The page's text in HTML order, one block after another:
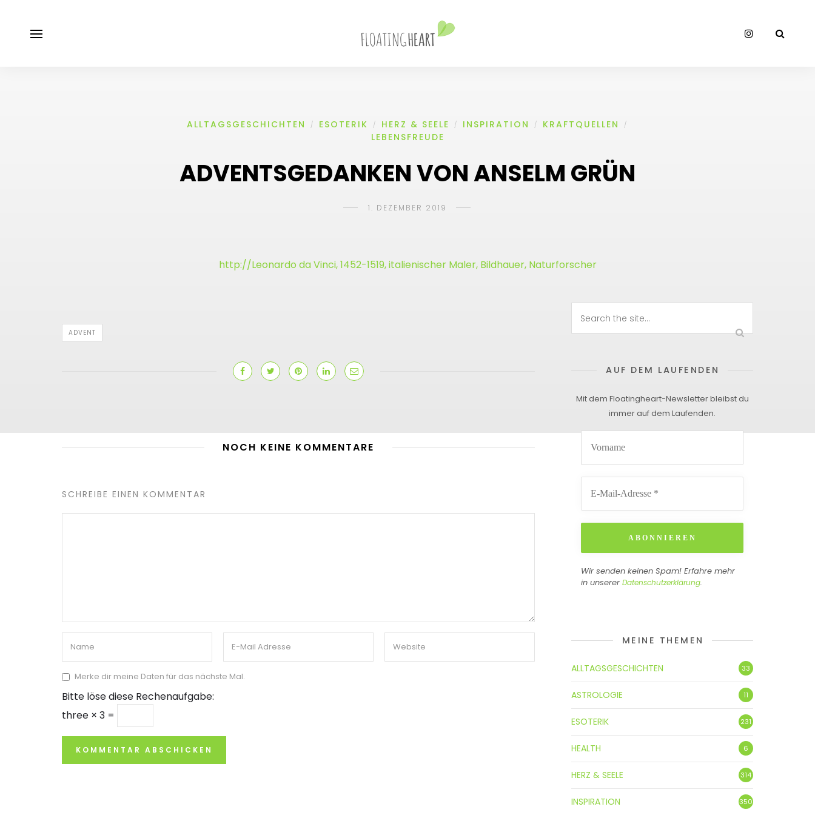
ALLTAGSGESCHICHTEN / ESOTERIK / HERZ & SEELE / INSPIRATION / KRAFTQUELLEN /
LEBENSFREUDE
ADVENTSGEDANKEN VON ANSELM GRÜN
1. DEZEMBER 2019
http://Leonardo da Vinci, 1452-1519, italienischer Maler, Bildhauer, Naturforscher
ADVENT
NOCH KEINE KOMMENTARE
SCHREIBE EINEN KOMMENTAR
Merke dir meine Daten für das nächste Mal.
Bitte löse diese Rechenaufgabe:
three × 3 =
AUF DEM LAUFENDEN
Mit dem Floatingheart-Newsletter bleibst du
immer auf dem Laufenden.
Wir senden keinen Spam! Erfahre mehr
in unserer Datenschutzerklärung.
MEINE THEMEN
ALLTAGSGESCHICHTEN 33
ASTROLOGIE 11
ESOTERIK 231
HEALTH 6
HERZ & SEELE 314
INSPIRATION 350